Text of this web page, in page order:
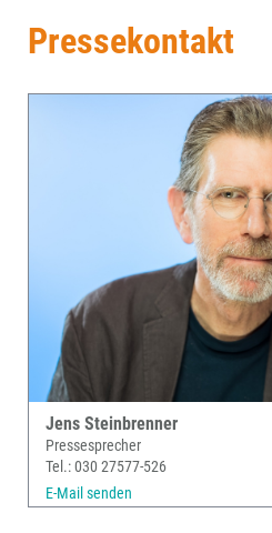
Pressekontakt
Jens Steinbrenner
Pressesprecher
Tel.: 030 27577-526
E-Mail senden